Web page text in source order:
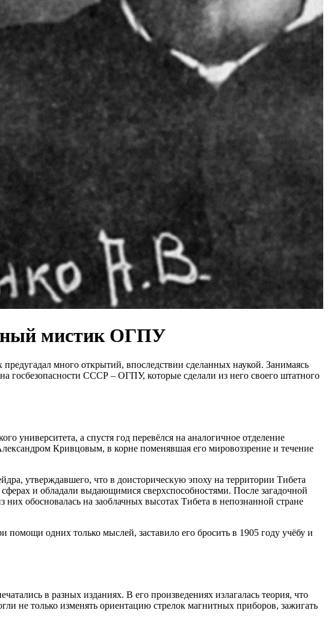
мистик ОГПУ
много открытий, впоследствии сделанных наукой. Занимаясь
госбезопасности СССР – ОГПУ, которые сделали из него своего штатного
университета, а спустя год перевёлся на аналогичное отделение
Кривцовым, в корне поменявшая его мировоззрение и течение
утверждавшего, что в доисторическую эпоху на территории Тибета
и обладали выдающимися сверхспособностями. После загадочной
обосновалась на заоблачных высотах Тибета в непознанной стране
одних только мыслей, заставило его бросить в 1905 году учёбу и
в разных изданиях. В его произведениях излагалась теория, что
не только изменять ориентацию стрелок магнитных приборов, зажигать